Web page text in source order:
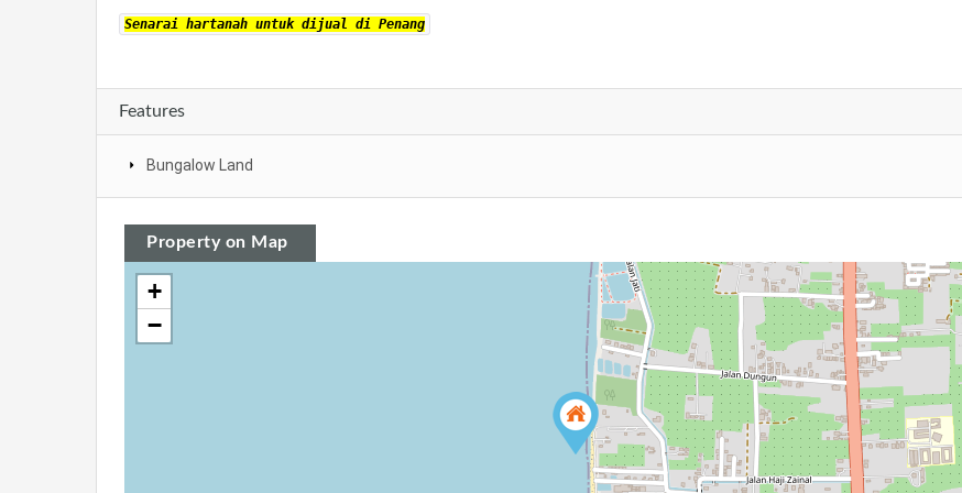
Senarai hartanah untuk dijual di Penang
Features
Bungalow Land
Property on Map
+
−